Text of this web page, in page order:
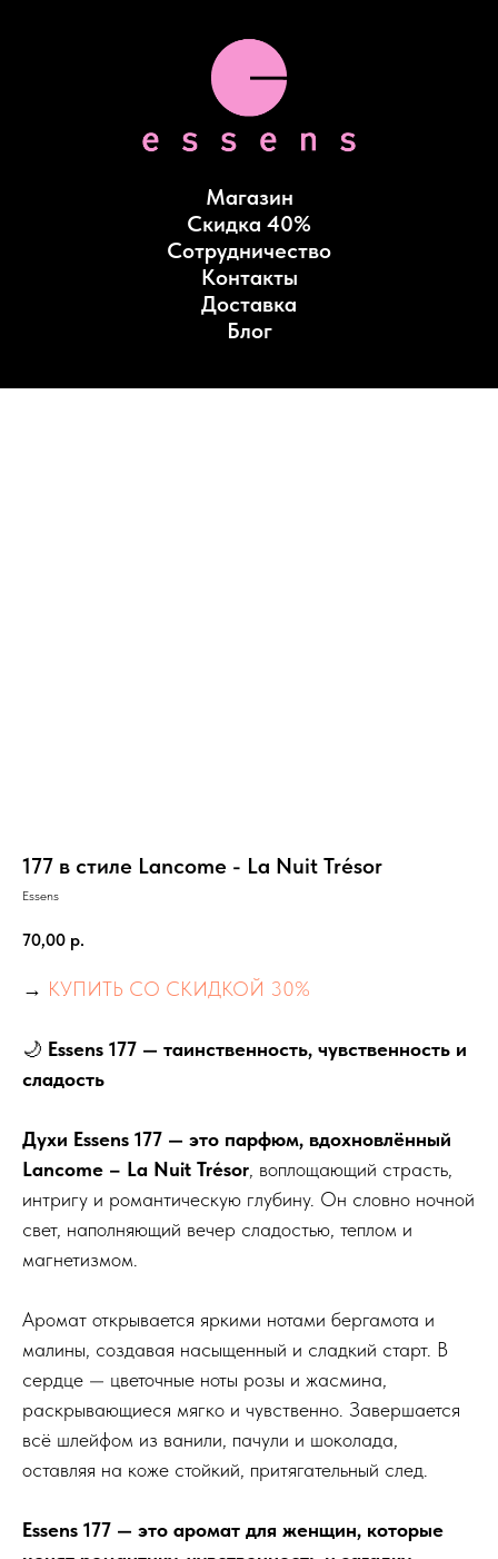
Магазин
Скидка 40%
Сотрудничество
Контакты
Доставка
Блог
177 в стиле Lancome - La Nuit Trésor
Essens
70,00 р.
→ КУПИТЬ СО СКИДКОЙ 30%
🌙 Essens 177 — таинственность, чувственность и
сладость
Духи Essens 177 — это парфюм, вдохновлённый
Lancome – La Nuit Trésor, воплощающий страсть,
интригу и романтическую глубину. Он словно ночной
свет, наполняющий вечер сладостью, теплом и
магнетизмом.
Аромат открывается яркими нотами бергамота и
малины, создавая насыщенный и сладкий старт. В
сердце — цветочные ноты розы и жасмина,
раскрывающиеся мягко и чувственно. Завершается
всё шлейфом из ванили, пачули и шоколада,
оставляя на коже стойкий, притягательный след.
Essens 177 — это аромат для женщин, которые